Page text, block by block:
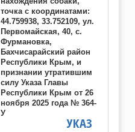
точка с координатами:
44.759938, 33.752109, ул.
Первомайская, 40, с.
Фурмановка,
Бахчисарайский район
Республики Крым, и
признании утратившим
силу Указа Главы
Республики Крым от 26
ноября 2025 года № 364-
У
УКАЗ